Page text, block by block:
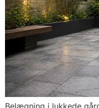
Belægning i lukkede